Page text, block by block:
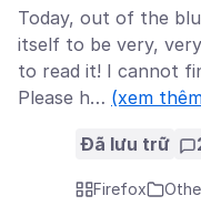
Today, out of the
itself to be very,
to read it! I cannot
Please h… (xem
Đã lưu trữ
Firefox